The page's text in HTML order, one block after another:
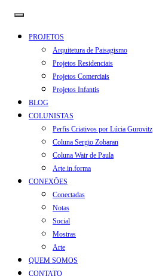
PROJETOS
Arquitetura de Paisagismo
Projetos Residenciais
Projetos Comerciais
Projetos Infantis
BLOG
COLUNISTAS
Perfis Criativos por Lúcia Gurovitz
Coluna Sergio Zobaran
Coluna Wair de Paula
Arte.in.forma
CONEXÕES
Conectadas
Notas
Social
Mostras
Arte
QUEM SOMOS
CONTATO